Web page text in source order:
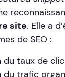
site. Elle a
de SEO :
taux de clic
du trafic